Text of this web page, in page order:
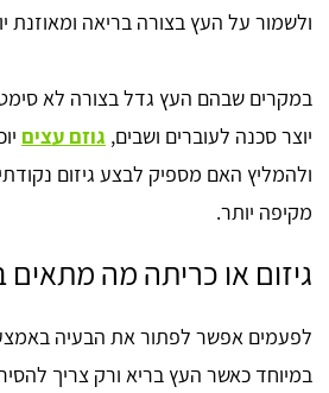
ולשמור על העץ בצורה בריאה ומאוזנת
במקרים שבהם העץ גדל בצורה לא
יוצר סכנה לעוברים ושבים, גוזם עצים
ולהמליץ האם מספיק לבצע גיזום
מקיפה יותר.
גיזום או כריתה מה
לפעמים אפשר לפתור את הבעיה
במיוחד כאשר העץ בריא ורק צריך